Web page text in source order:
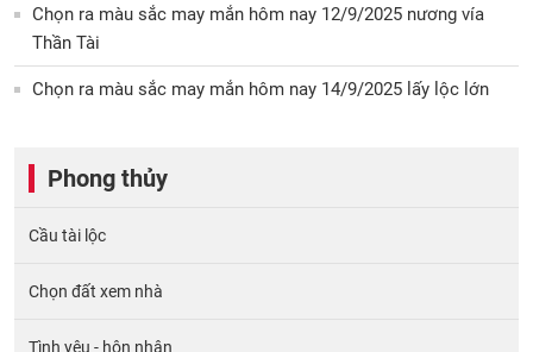
Chọn ra màu sắc may mắn hôm nay 12/9/2025 nương vía
Thần Tài
Chọn ra màu sắc may mắn hôm nay 14/9/2025 lấy lộc lớn
Phong thủy
Cầu tài lộc
Chọn đất xem nhà
Tình yêu - hôn nhân